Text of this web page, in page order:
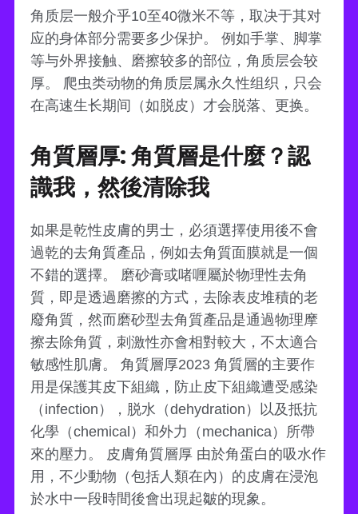
角质层一般介乎10至40微米不等，取决于其对
应的身体部分需要多少保护。 例如手掌、脚掌
等与外界接触、磨擦较多的部位，角质层会较
厚。 爬虫类动物的角质层属永久性组织，只会
在高速生长期间（如脱皮）才会脱落、更换。
角質層厚: 角質層是什麼？認
識我，然後清除我
如果是乾性皮膚的男士，必須選擇使用後不會
過乾的去角質產品，例如去角質面膜就是一個
不錯的選擇。 磨砂膏或啫喱屬於物理性去角
質，即是透過磨擦的方式，去除表皮堆積的老
廢角質，然而磨砂型去角質產品是通過物理摩
擦去除角質，刺激性亦會相對較大，不太適合
敏感性肌膚。 角質層厚2023 角質層的主要作
用是保護其皮下組織，防止皮下組織遭受感染
（infection），脱水（dehydration）以及抵抗
化學（chemical）和外力（mechanica）所帶
來的壓力。 皮膚角質層厚 由於角蛋白的吸水作
用，不少動物（包括人類在內）的皮膚在浸泡
於水中一段時間後會出現起皺的現象。